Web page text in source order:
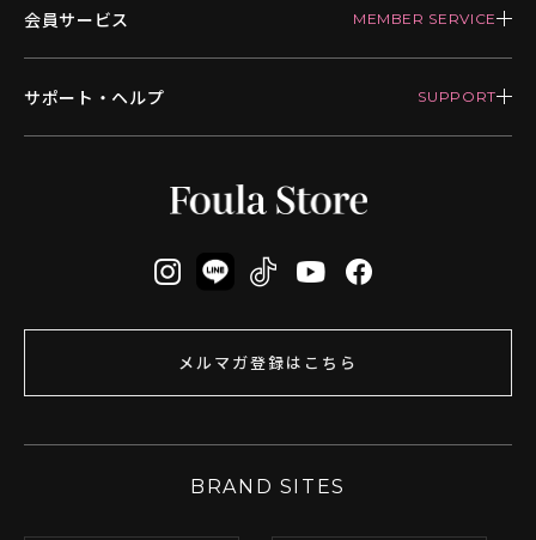
会員サービス
サポート・ヘルプ
メルマガ登録はこちら
BRAND SITES